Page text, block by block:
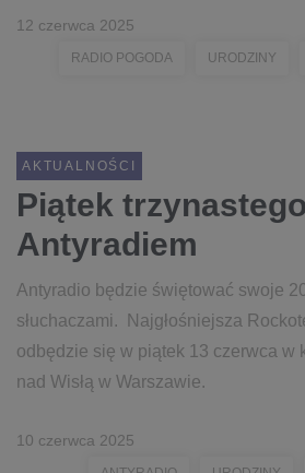
12 czerwca 2025
RADIO POGODA URODZINY
AKTUALNOŚCI
Piątek
Antyradiem
Antyradio będzie świętować swoje
słuchaczami. Najgłośniejsza
odbędzie się w piątek 13 czerwca w
nad Wisłą w Warszawie.
10 czerwca 2025